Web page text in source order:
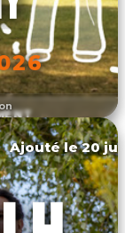
Ajouté le 20